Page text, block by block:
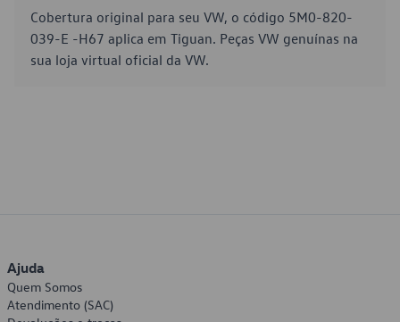
Cobertura original para seu VW, o código 5M0-820-
039-E -H67 aplica em Tiguan. Peças VW genuínas na
sua loja virtual oficial da VW.
Ajuda
Quem Somos
Atendimento (SAC)